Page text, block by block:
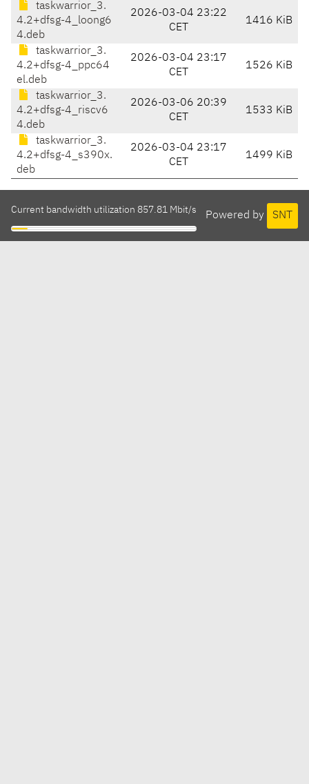
taskwarrior_3.
4.2+dfsg-4_loong6
4.deb
2026-03-04 23:22
CET
1416 KiB
taskwarrior_3.
4.2+dfsg-4_ppc64
el.deb
2026-03-04 23:17
CET
1526 KiB
taskwarrior_3.
4.2+dfsg-4_riscv6
4.deb
2026-03-06 20:39
CET
1533 KiB
taskwarrior_3.
4.2+dfsg-4_s390x.
deb
2026-03-04 23:17
CET
1499 KiB
Powered by SNT
Current bandwidth utilization 857.81 Mbit/s